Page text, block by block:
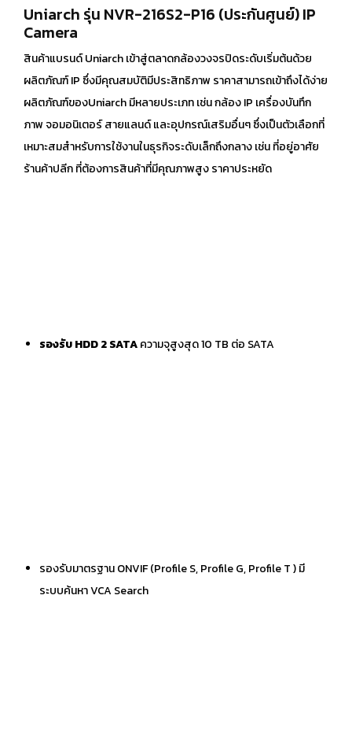
Uniarch รุ่น NVR-216S2-P16 (ประกันศูนย์) IP
Camera
สินค้าแบรนด์ Uniarch เข้าสู่ตลาดกล้องวงจรปิดระดับเริ่มต้นด้วย
ผลิตภัณฑ์ IP ซึ่งมีคุณสมบัติมีประสิทธิภาพ ราคาสามารถเข้าถึงได้ง่าย
ผลิตภัณฑ์ของUniarch มีหลายประเภท เช่น กล้อง IP เครื่องบันทึก
ภาพ จอมอนิเตอร์ สายแลนด์ และอุปกรณ์เสริมอื่นๆ ซึ่งเป็นตัวเลือกที่
เหมาะสมสำหรับการใช้งานในธุรกิจระดับเล็กถึงกลาง เช่น ที่อยู่อาศัย
ร้านค้าปลีก ที่ต้องการสินค้าที่มีคุณภาพสูง ราคาประหยัด
รองรับ HDD 2 SATAความจุสูงสุด 10 TB ต่อ SATA
รองรับมาตรฐาน ONVIF (Profile S, Profile G, Profile T ) มี
ระบบค้นหา VCA Search